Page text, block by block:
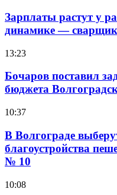
Зарплаты растут у
динамике —
13:23
Бочаров поставил
бюджета
10:37
В Волгограде
благоустройства
№ 10
10:08